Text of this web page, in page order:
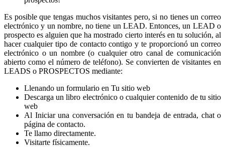
Es posible que tengas muchos visitantes pero, si no tienes un correo
electrónico y un nombre, no tiene un LEAD. Entonces, un LEAD o
prospecto es alguien que ha mostrado cierto interés en tu solución, al
hacer cualquier tipo de contacto contigo y te proporcionó un correo
electrónico o un nombre (o cualquier otro canal de comunicación
abierto como el número de teléfono). Se convierten de visitantes en
LEADS o PROSPECTOS mediante:
Llenando un formulario en Tu sitio web
Descarga un libro electrónico o cualquier contenido de tu sitio
web
Al Iniciar una conversación en tu bandeja de entrada, chat o
página de contacto.
Te llamo directamente.
Visitarte físicamente.